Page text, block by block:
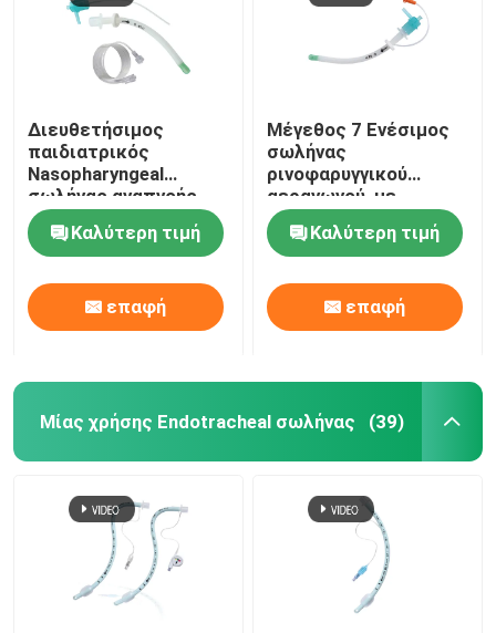
Διευθετήσιμος
παιδιατρικός
Nasopharyngeal
σωλήνας αναπνοής
εναέριων διαδρόμων
NPA με τη μαλακή
άκρη
Καλύτερη τιμή
επαφή
Μέγεθος 7 Ενέσιμος
σωλήνας
ρινοφαρυγγικού
αεραγωγού, με
υποστήριξη
προσαρμοσμένης
ODM
Καλύτερη τιμή
επαφή
Μίας χρήσης Endotracheal σωλήνας (39)